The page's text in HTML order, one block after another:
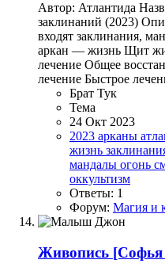
Автор: Атлантида
заклинаний (2023)
входят заклинания,
аркан — жизнь Щит
лечение Общее
лечение Быстрое
Брат Тук
Тема
24 Окт 2023
2023 арканы
жизнь
мандалы огонь
оккультизм
Ответы: 1
Форум: Магия и
Живопись